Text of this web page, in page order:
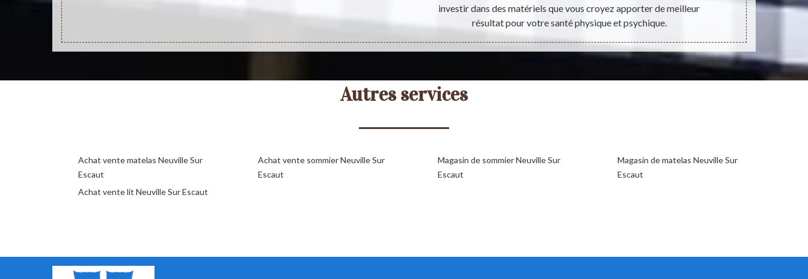
investir dans des matériels que vous croyez apporter de meilleur
résultat pour votre santé physique et psychique.
Autres services
Achat vente matelas Neuville Sur
Escaut
Achat vente lit Neuville Sur Escaut
Achat vente sommier Neuville Sur
Escaut
Magasin de sommier Neuville Sur
Escaut
Magasin de matelas Neuville Sur
Escaut